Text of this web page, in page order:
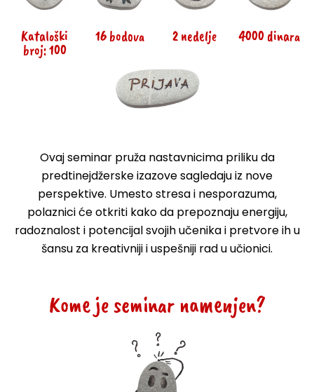
Kataloški
broj: 100
16 bodova 2 nedelje 4000 dinara
Ovaj seminar pruža nastavnicima priliku da
predtinejdžerske izazove sagledaju iz nove
perspektive. Umesto stresa i nesporazuma,
polaznici će otkriti kako da prepoznaju energiju,
radoznalost i potencijal svojih učenika i pretvore ih u
šansu za kreativniji i uspešniji rad u učionici.
Kome je seminar namenjen?